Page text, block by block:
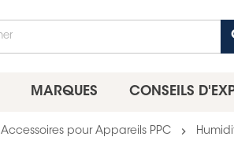
MARQUES CONSEILS
Accessoires pour Appareils PPC chevron_right